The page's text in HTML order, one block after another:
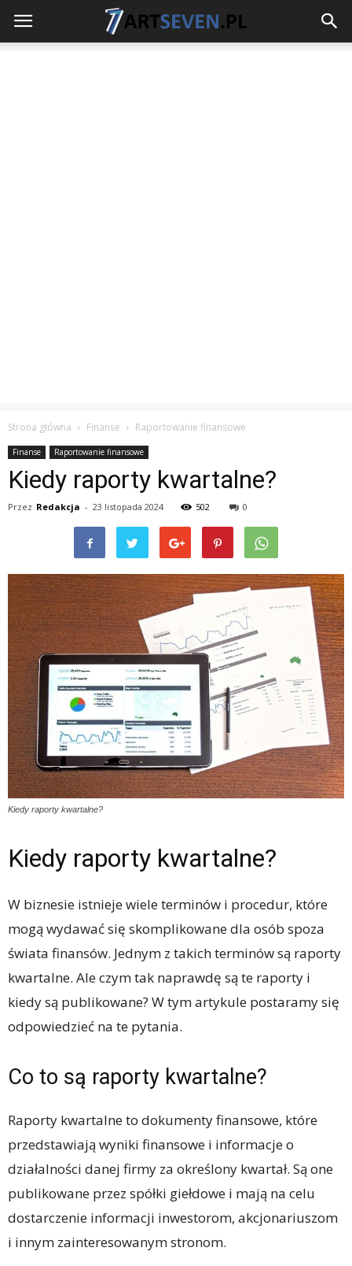
Strona główna Finanse Raportowanie finansowe
Finanse Raportowanie finansowe
Kiedy raporty kwartalne?
Przez Redakcja - 23 listopada 2024 502 0
Kiedy raporty kwartalne?
Kiedy raporty kwartalne?
W biznesie istnieje wiele terminów i procedur, które
mogą wydawać się skomplikowane dla osób spoza
świata finansów. Jednym z takich terminów są raporty
kwartalne. Ale czym tak naprawdę są te raporty i
kiedy są publikowane? W tym artykule postaramy się
odpowiedzieć na te pytania.
Co to są raporty kwartalne?
Raporty kwartalne to dokumenty finansowe, które
przedstawiają wyniki finansowe i informacje o
działalności danej firmy za określony kwartał. Są one
publikowane przez spółki giełdowe i mają na celu
dostarczenie informacji inwestorom, akcjonariuszom
i innym zainteresowanym stronom.